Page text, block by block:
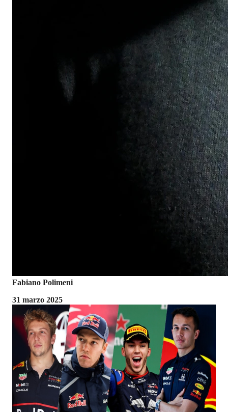
Fabiano Polimeni
31 marzo 2025